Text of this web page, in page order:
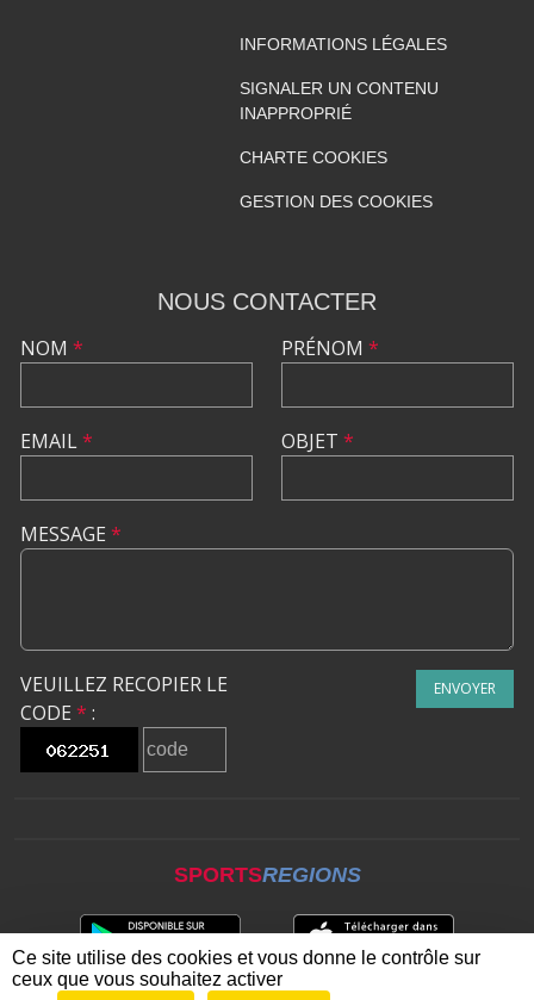
INFORMATIONS LÉGALES
SIGNALER UN CONTENU
INAPPROPRIÉ
CHARTE COOKIES
GESTION DES COOKIES
NOUS CONTACTER
NOM *
EMAIL*
PRÉNOM *
OBJET *
MESSAGE *
VEUILLEZ RECOPIER LE
CODE * :
ENVOYER
SPORTSREGIONS
Ce site utilise des cookies et vous donne le contrôle sur
ceux que vous souhaitez activer